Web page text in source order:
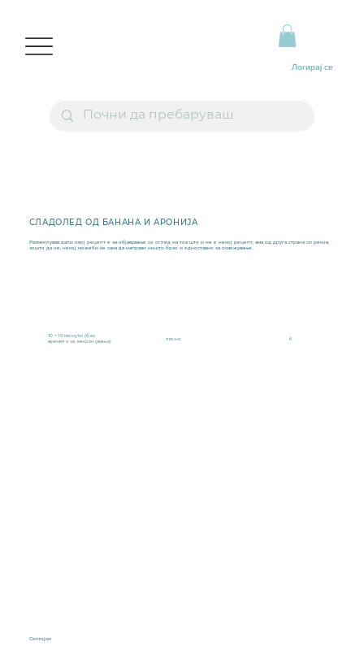
Логирај се
СЛАДОЛЕД ОД БАНАНА И АРОНИЈА
Размислував дали овој рецепт е за објавување со оглед на тоа што и не е некој рецепт, ама од друга страна си реков,
зошто да не, некој можеби ќе сака да направи нешто брзо и едноставно за освежување.
10 + 10 минути (без
времето за замрзнување)
лесно 6
Состојки